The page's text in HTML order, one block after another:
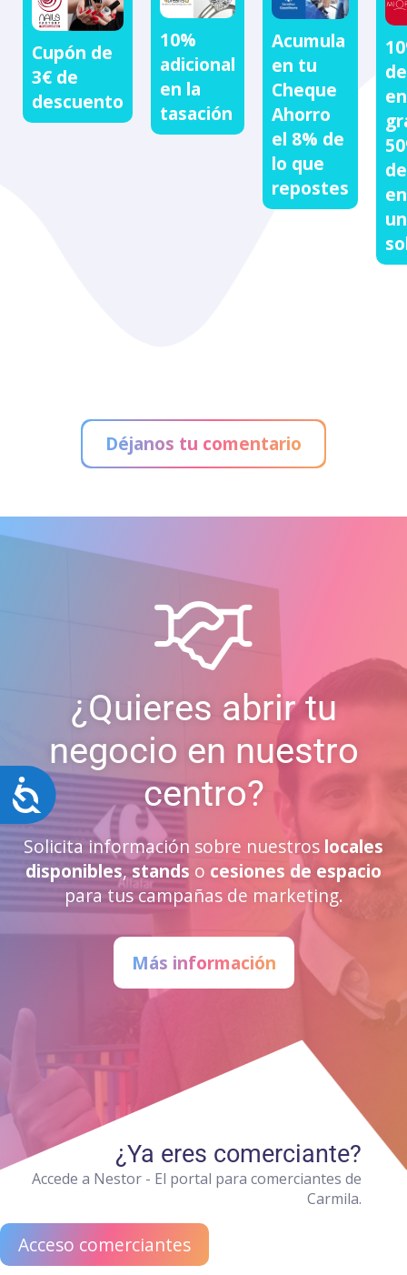
Accesibilidad
Cupón de
3€ de
descuento
10%
adicional
en la
tasación
Acumula
en tu
Cheque
Ahorro
el 8% de
lo que
repostes
en
Déjanos tu comentario
¿Quieres abrir tu
negocio en nuestro
centro?
Solicita información sobre nuestros locales
disponibles, stands o cesiones de espacio
para tus campañas de marketing.
Más información
¿Ya eres comerciante?
Accede a Nestor - El portal para comerciantes de
Carmila.
Acceso comerciantes